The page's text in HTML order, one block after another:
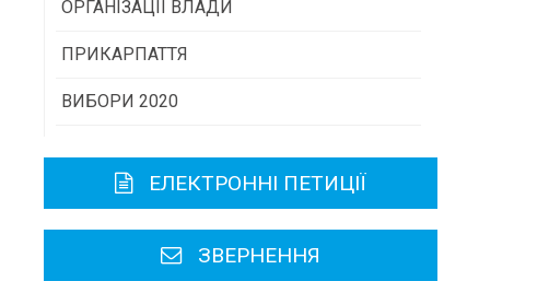
ОРГАНІЗАЦІЇ ВЛАДИ
ПРИКАРПАТТЯ
Історична довідка
Карта області
Районні, міські ради
ВИБОРИ 2020
ЕЛЕКТРОННІ ПЕТИЦІЇ
ЗВЕРНЕННЯ